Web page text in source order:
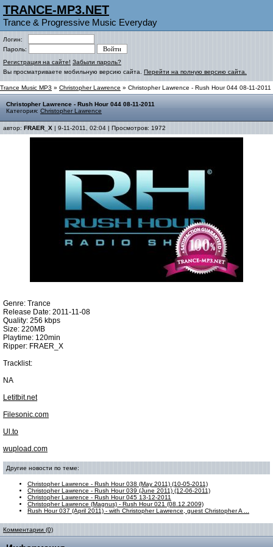
TRANCE-MP3.NET
Trance & Progressive Music Everyday
Логин:
Пароль:
Регистрация на сайте! Забыли пароль?
Вы просматриваете мобильную версию сайта. Перейти на полную версию сайта.
Trance Music MP3 » Christopher Lawrence » Christopher Lawrence - Rush Hour 044 08-11-2011
Christopher Lawrence - Rush Hour 044 08-11-2011
Категория: Christopher Lawrence
автор: FRAER_X | 9-11-2011, 02:04 | Просмотров: 1972
Genre: Trance
Release Date: 2011-11-08
Quality: 256 kbps
Size: 220MB
Playtime: 120min
Ripper: FRAER_X
Tracklist:
NA
Letitbit.net
Filesonic.com
Ul.to
wupload.com
Другие новости по теме:
Christopher Lawrence - Rush Hour 038 (May 2011) (10-05-2011)
Christopher Lawrence - Rush Hour 039 (June 2011) (12-06-2011)
Christopher Lawrence - Rush Hour 045 13-12-2011
Christopher Lawrence (Magnus) - Rush Hour 021 (08.12.2009)
Rush Hour 037 (April 2011) - with Christopher Lawrence, guest Christopher A ...
Комментарии (0)